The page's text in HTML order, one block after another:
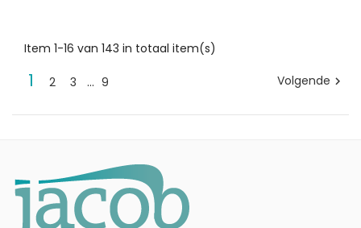
Item 1-16 van 143 in totaal item(s)
1 2 3 … 9 Volgende 